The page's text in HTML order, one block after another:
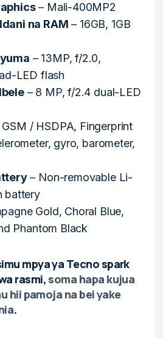
– Mali-400MP2
na RAM – 16GB, 1GB
– 13MP, f/2.0,
LED flash
– 8 MP, f/2.4 dual-LED
/ HSDPA, Fingerprint
gyro, barometer,
– Non-removable Li-
battery
Gold, Choral Blue,
Phantom Black
mpya ya Tecno spark
rasmi, soma hapa kujua
hii pamoja na bei yake
.